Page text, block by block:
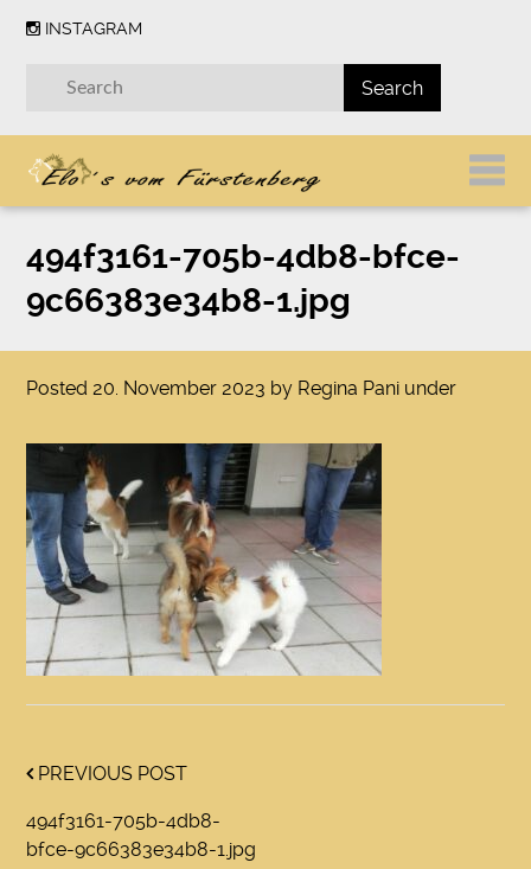
INSTAGRAM
494f3161-705b-4db8-bfce-
9c66383e34b8-1.jpg
Posted 20. November 2023 by Regina Pani under
PREVIOUS POST
494f3161-705b-4db8-
bfce-9c66383e34b8-1.jpg